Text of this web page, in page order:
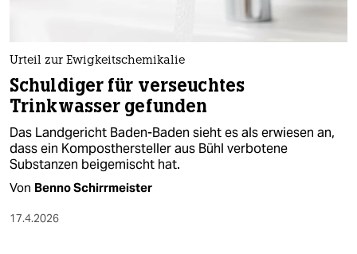
Urteil zur Ewigkeitschemikalie
Schuldiger für verseuchtes
Trinkwasser gefunden
Das Landgericht Baden-Baden sieht es als erwiesen an,
dass ein Komposthersteller aus Bühl verbotene
Substanzen beigemischt hat.
Von Benno Schirrmeister
17.4.2026